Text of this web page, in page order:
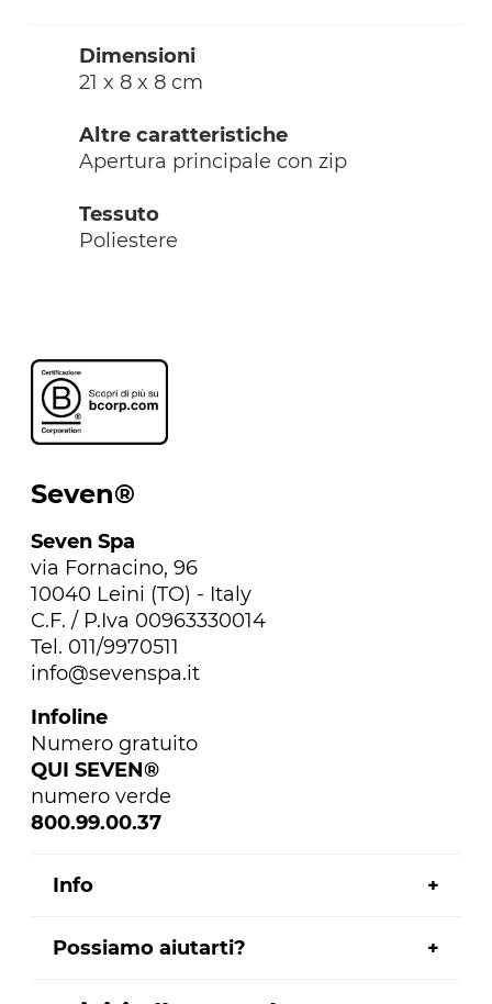
Dimensioni
21 x 8 x 8 cm
Altre caratteristiche
Apertura principale con zip
Tessuto
Poliestere
Seven®
Seven Spa
via Fornacino, 96
10040 Leini (TO) - Italy
C.F. / P.Iva 00963330014
Tel. 011/9970511
info@sevenspa.it
Infoline
Numero gratuito
QUI SEVEN®
numero verde
800.99.00.37
Info
Possiamo aiutarti?